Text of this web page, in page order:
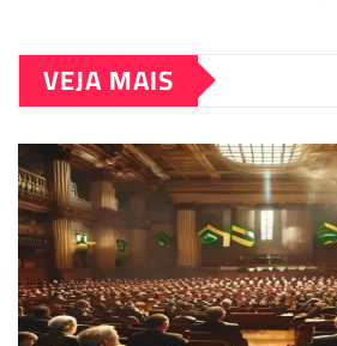
VEJA MAIS